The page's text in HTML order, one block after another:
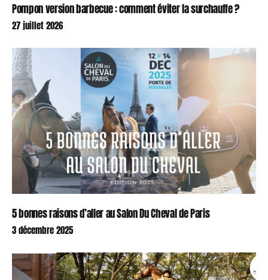
Pompon version barbecue : comment éviter la surchauffe ?
27 juillet 2026
5 bonnes raisons d’aller au Salon Du Cheval de Paris
3 décembre 2025